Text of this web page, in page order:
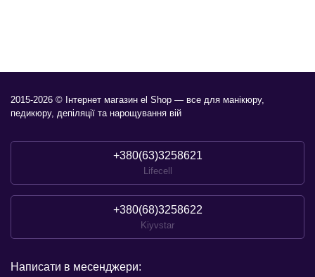
2015-2026 © Інтернет магазин el Shop — все для манікюру,
педикюру, депіляції та нарощування вій
+380(63)3258621
Lifecell
+380(68)3258622
Kiyvstar
Написати в месенджери: